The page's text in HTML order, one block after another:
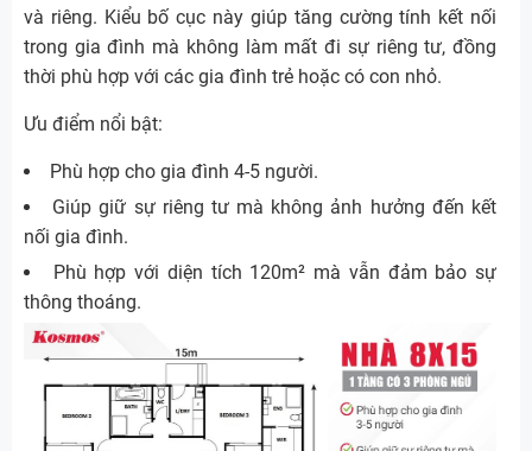
và riêng. Kiểu bố cục này giúp tăng cường tính kết nối
trong gia đình mà không làm mất đi sự riêng tư, đồng
thời phù hợp với các gia đình trẻ hoặc có con nhỏ.
Ưu điểm nổi bật:
Phù hợp cho gia đình 4-5 người.
Giúp giữ sự riêng tư mà không ảnh hưởng đến kết
nối gia đình.
Phù hợp với diện tích 120m² mà vẫn đảm bảo sự
thông thoáng.